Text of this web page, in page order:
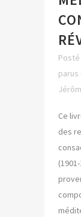
Posté
Ce
des